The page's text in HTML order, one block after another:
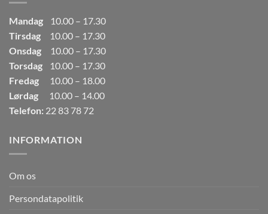
Mandag
10.00 – 17.30
Tirsdag
10.00 – 17.30
Onsdag
10.00 – 17.30
Torsdag
10.00 – 17.30
Fredag
10.00 – 18.00
Lørdag
10.00 – 14.00
Telefon: 22 83 78 72
INFORMATION
Om os
Persondatapolitik